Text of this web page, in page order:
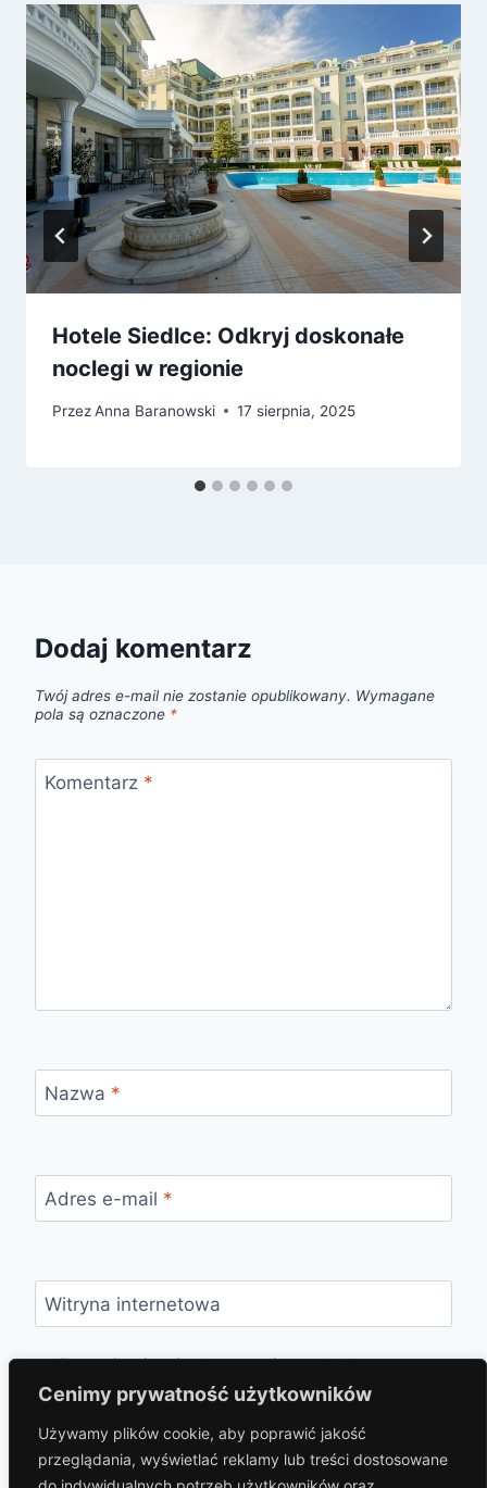
Cenimy prywatność użytkowników
Używamy plików cookie, aby poprawić jakość
przeglądania, wyświetlać reklamy lub treści dostosowane
Hotele Siedlce: Odkryj doskonałe
noclegi w regionie
PrzezAnna Baranowski 17 sierpnia, 2025
Dodaj komentarz
Twój adres e-mail nie zostanie opublikowany. Wymagane
pola są oznaczone *
Komentarz *
Nazwa *
Adres e-mail *
Witryna internetowa
Zapamiętaj moje dane w tej przeglądarce
podczas pisania kolejnych komentarzy.